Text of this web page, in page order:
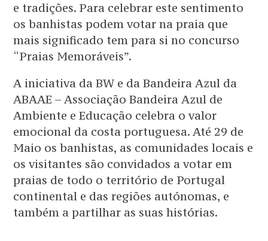
e tradições. Para celebrar este sentimento
os banhistas podem votar na praia que
mais significado tem para si no concurso
“Praias Memoráveis”.
A iniciativa da BW e da Bandeira Azul da
ABAAE – Associação Bandeira Azul de
Ambiente e Educação celebra o valor
emocional da costa portuguesa. Até 29 de
Maio os banhistas, as comunidades locais e
os visitantes são convidados a votar em
praias de todo o território de Portugal
continental e das regiões autónomas, e
também a partilhar as suas histórias.